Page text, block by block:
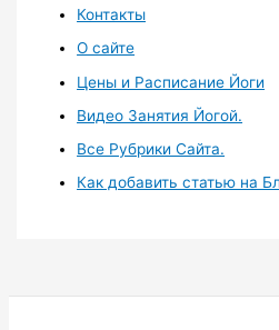
Контакты
О сайте
Цены и Расписание Йоги
Видео Занятия Йогой.
Все Рубрики Сайта.
Как добавить статью на